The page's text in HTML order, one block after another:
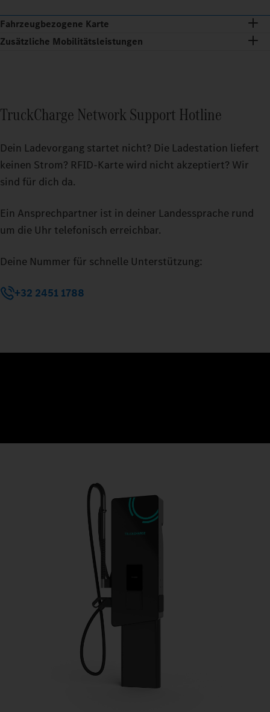
Fahrzeugbezogene Karte
Zusätzliche Mobilitätsleistungen
TruckCharge Network Support Hotline
Dein Ladevorgang startet nicht? Die Ladestation liefert
keinen Strom? RFID-Karte wird nicht akzeptiert? Wir
sind für dich da.
Ein Ansprechpartner ist in deiner Landessprache rund
um die Uhr telefonisch erreichbar.
Deine Nummer für schnelle Unterstützung:
+32 2451 1788